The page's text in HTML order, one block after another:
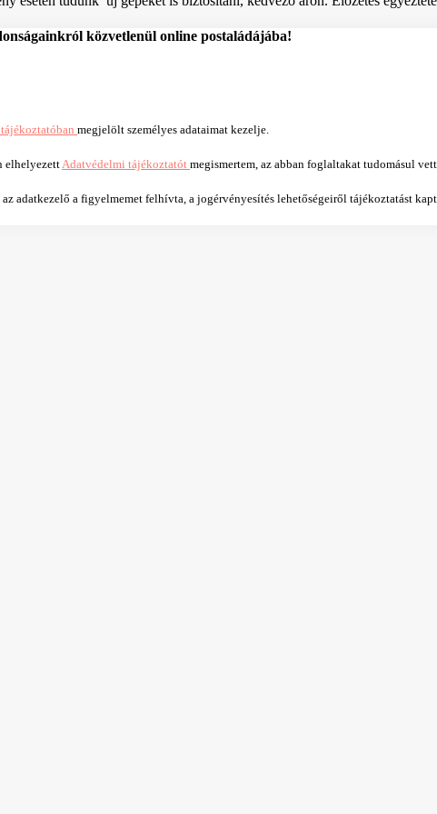
közvetlenül online postaládájába!
megjelölt személyes adataimat kezelje.
elhelyezett Adatvédelmi tájékoztatót megismertem, az abban foglaltakat tudomásul
adatkezelő a figyelmemet felhívta, a jogérvényesítés lehetőségeiről tájékoztatást